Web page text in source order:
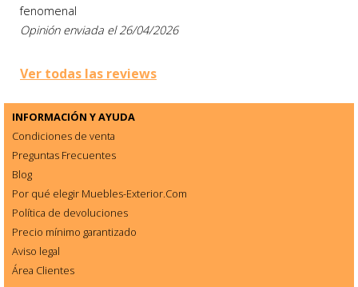
fenomenal
Opinión enviada el 26/04/2026
Ver todas las reviews
INFORMACIÓN Y AYUDA
Condiciones de venta
Preguntas Frecuentes
Blog
Por qué elegir Muebles-Exterior.Com
Política de devoluciones
Precio mínimo garantizado
Aviso legal
Área Clientes